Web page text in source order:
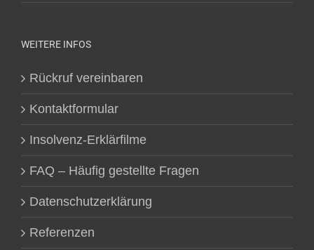
WEITERE INFOS
Rückruf vereinbaren
Kontaktformular
Insolvenz-Erklärfilme
FAQ – Häufig gestellte Fragen
Datenschutzerklärung
Referenzen